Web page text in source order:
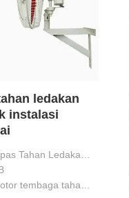
ledakan
instalasi